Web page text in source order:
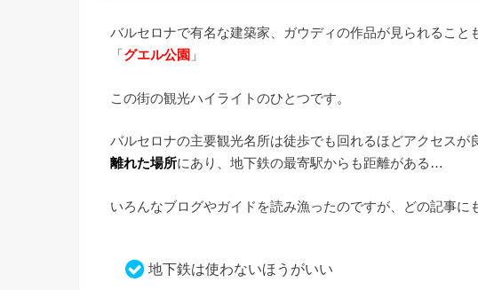
バルセロナで有名な建築家、ガウディの作品が見られること
「 グエル公園 」
この街の観光ハイライトのひとつです。
バルセロナの主要観光名所は徒歩でも回れるほどアクセスが
離れた場所にあり、地下鉄の最寄駅からも距離がある…
いろんなブログやガイドを読み漁ったのですが、どの記事に
地下鉄は使わないほうがいい